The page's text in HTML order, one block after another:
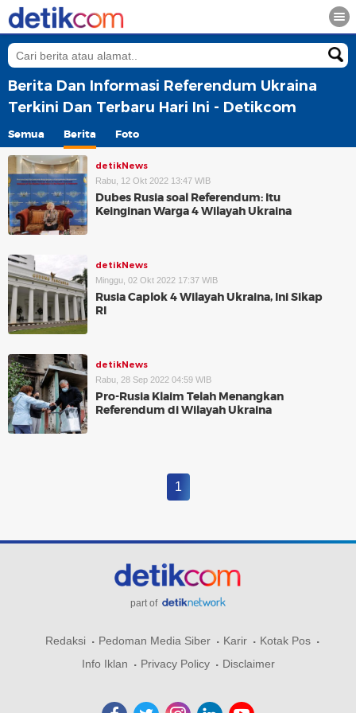
Berita Dan Informasi Referendum Ukraina
Terkini Dan Terbaru Hari Ini - Detikcom
Semua Berita Foto
detikNews
Rabu, 12 Okt 2022 13:47 WIB
Dubes Rusia soal Referendum: Itu
Keinginan Warga 4 Wilayah Ukraina
detikNews
Minggu, 02 Okt 2022 17:37 WIB
Rusia Caplok 4 Wilayah Ukraina, Ini Sikap
RI
detikNews
Rabu, 28 Sep 2022 04:59 WIB
Pro-Rusia Klaim Telah Menangkan
Referendum di Wilayah Ukraina
1
part of
Redaksi Pedoman Media Siber Karir
Kotak Pos
Info Iklan
Privacy Policy Disclaimer